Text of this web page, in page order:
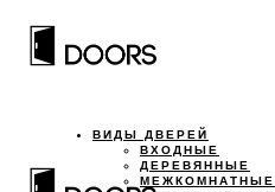
ВИДЫ ДВЕРЕЙ
ВХОДНЫЕ
ДЕРЕВЯННЫЕ
МЕЖКОМНАТНЫЕ